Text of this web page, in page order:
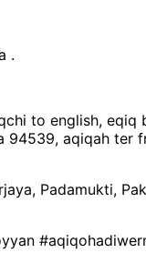
.
to english, eqiq
94539, aqiqah ter
Padamukti,